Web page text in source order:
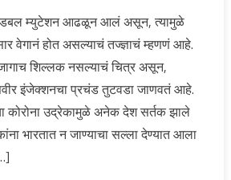
डबल म्युटेशन आढळून आलं असून, त्यामुळे
वेगानं होत असल्याचं तज्ज्ञाचं म्हणणं आहे.
शिल्लक नसल्याचं चित्र असून,
इंजेक्शनचा प्रचंड तुटवडा जाणवतं आहे.
कोरोना उद्रेकामुळे अनेक देश सर्तक झाले
भारतात न जाण्याचा सल्ला देण्यात आला